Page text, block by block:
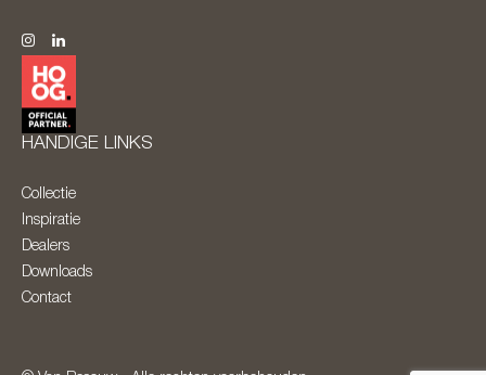
HANDIGE LINKS
Collectie
Inspiratie
Dealers
Downloads
Contact